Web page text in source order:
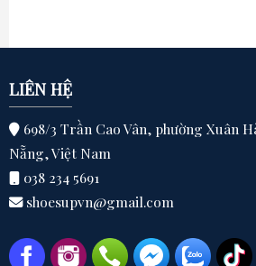
LIÊN HỆ
698/3 Trần Cao Vân, phường Xuân
Nẵng, Việt Nam
038 234 5691
shoesupvn@gmail.com